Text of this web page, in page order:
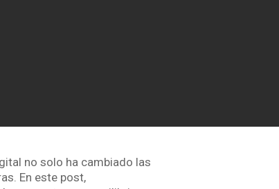
no solo ha cambiado las
En este post,